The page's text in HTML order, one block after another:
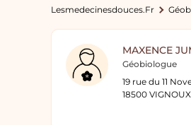
Lesmedecinesdouces.fr
MAXENCE
Géobiologue
19 rue du 11
18500